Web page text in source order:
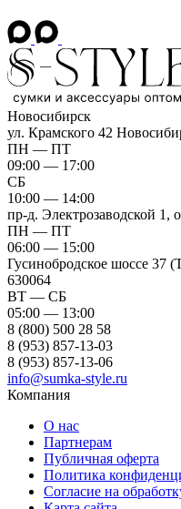
Новосибирск
ул. Крамского 42
ПН — ПТ
09:00 — 17:00
СБ
10:00 — 14:00
пр-д. Электрозаводской 1,
ПН — ПТ
06:00 — 15:00
Гусинобродское шоссе 37
630064
ВТ — СБ
05:00 — 13:00
8 (800) 500 28 58
8 (953) 857-13-03
8 (953) 857-13-06
info@sumka-style.ru
Компания
О нас
Партнерам
Публичная оферта
Политика
Согласие на